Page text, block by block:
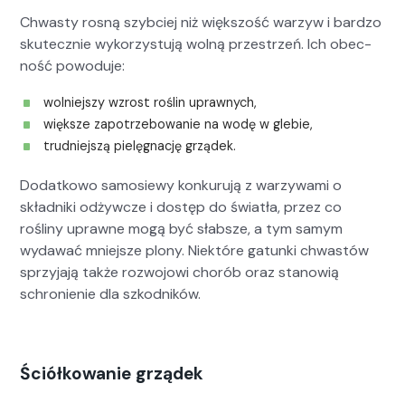
Chwasty ros­ną szy­b­ciej niż więk­szość warzyw i bard­zo
skutecznie wyko­rzys­tu­ją wol­ną przestrzeń. Ich obec­
ność powodu­je:
wol­niejszy wzrost roślin uprawnych,
więk­sze zapotrze­bowanie na wodę w glebie,
trud­niejszą pielę­gnację grządek.
Dodatkowo samosiewy konku­ru­ją z warzy­wa­mi o
skład­ni­ki odży­w­cze i dostęp do światła, przez co
rośliny uprawne mogą być słab­sze, a tym samym
wydawać mniejsze plony. Niek­tóre gatun­ki chwastów
sprzy­ja­ją także roz­wo­jowi chorób oraz stanow­ią
schronie­nie dla szkod­ników.
Ściółkowanie grządek